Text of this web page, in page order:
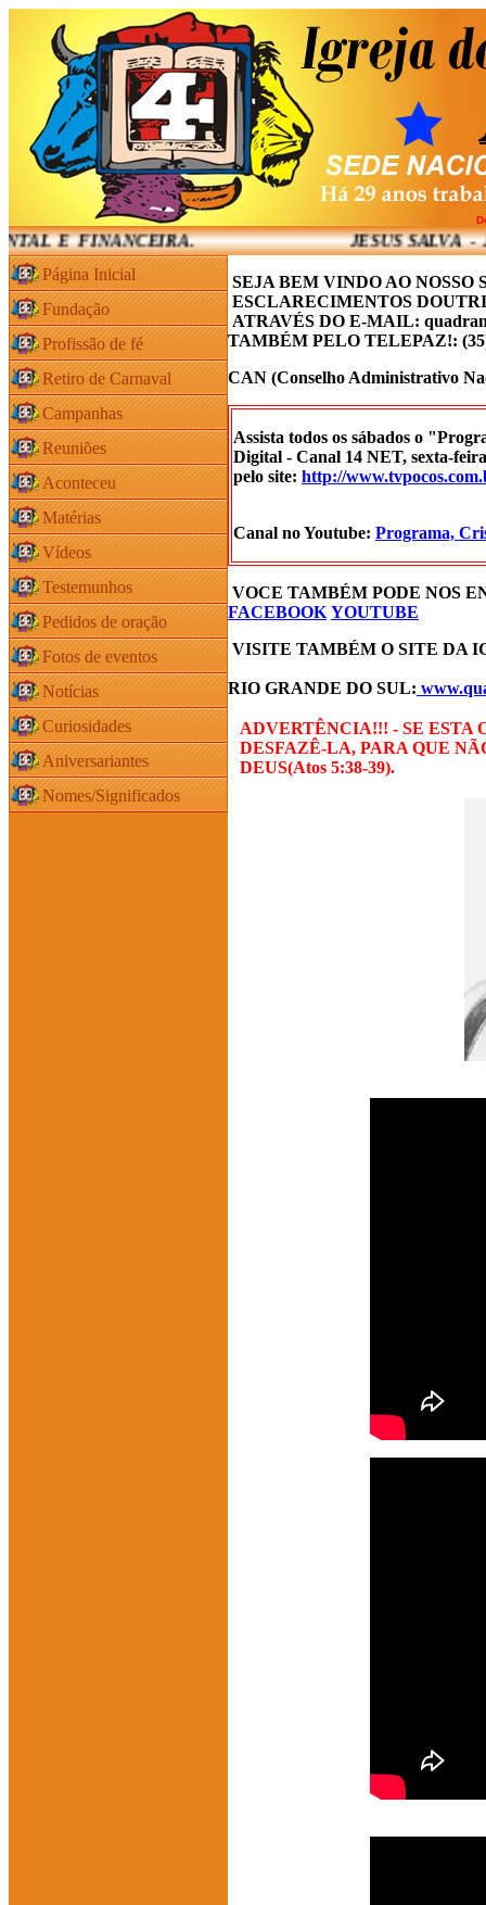
E FINANCEIRA. JESUS SALVA - JESUS
Página Inicial
Fundação
Profissão de fé
Retiro de Carnaval
Campanhas
Reuniões
Aconteceu
Matérias
Vídeos
Testemunhos
Pedidos de oração
Fotos de eventos
Notícias
Curiosidades
Aniversariantes
Nomes/Significados
SEJA BEM VINDO AO
ESCLARECIMENTOS
ATRAVÉS DO E-MAIL:
TAMBÉM PELO TELEPAZ!:
CAN (Conselho Administrativo
Assista todos os sábados o
Digital - Canal 14 NET, sexta-
pelo site: http://
Canal no Youtube: Programa,
VOCE TAMBÉM PODE NOS
FACEBOOK YOUTUBE
VISITE TAMBÉM O SITE DA
RIO GRANDE DO SUL:
ADVERTÊNCIA!!! - SE ESTA
DESFAZÊ-LA, PARA QUE
DEUS(Atos 5:38-39).